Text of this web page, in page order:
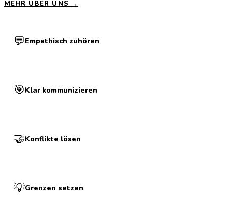
MEHR ÜBER UNS →
💬Empathisch zuhören
🎯Klar kommunizieren
🤝Konflikte lösen
💡Grenzen setzen